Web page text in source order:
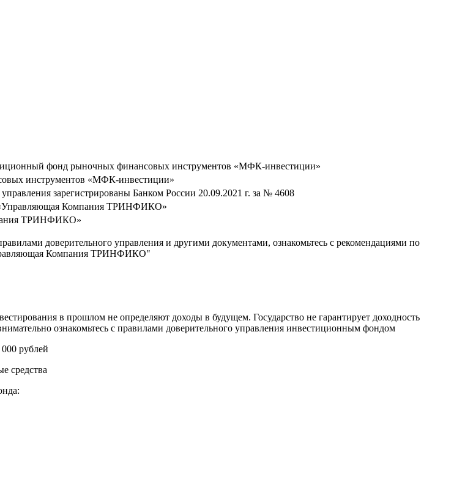
фонд рыночных финансовых инструментов «МФК-инвестиции»
инструментов «МФК-инвестиции»
зарегистрированы Банком России 20.09.2021 г. за № 4608
Компания ТРИНФИКО»
ТРИНФИКО»
доверительного управления и другими документами, ознакомьтесь с рекомендациями по
Компания ТРИНФИКО"
в прошлом не определяют доходы в будущем. Государство не гарантирует доходность
ознакомьтесь с правилами доверительного управления инвестиционным фондом
рублей
средства